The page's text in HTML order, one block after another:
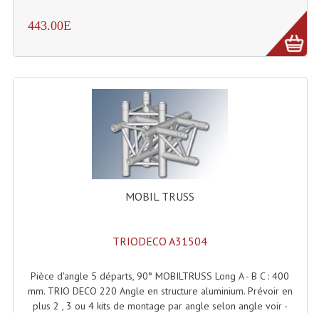
Liquides À Mousse
Nos Occasions Et Stock B
Les Occasions
Notre Stock B
Karaoké Materiel Lecteur Etc...
TARIF ET CATALOGUE DE LOCATION
443.00E
MOBIL TRUSS
TRIODECO A31504
Pièce d'angle 5 départs, 90° MOBILTRUSS Long A - B C : 400
mm. TRIO DECO 220 Angle en structure aluminium. Prévoir en
plus 2 , 3 ou 4 kits de montage par angle selon angle voir -